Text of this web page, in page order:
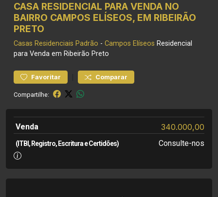
CASA RESIDENCIAL PARA VENDA NO
BAIRRO CAMPOS ELÍSEOS, EM RIBEIRÃO
PRETO
Casas Residenciais Padrão - Campos Elíseos Residencial
para Venda em Ribeirão Preto
Favoritar Comparar
Compartilhe:
Venda 340.000,00
(ITBI, Registro, Escritura e Certidões) Consulte-nos